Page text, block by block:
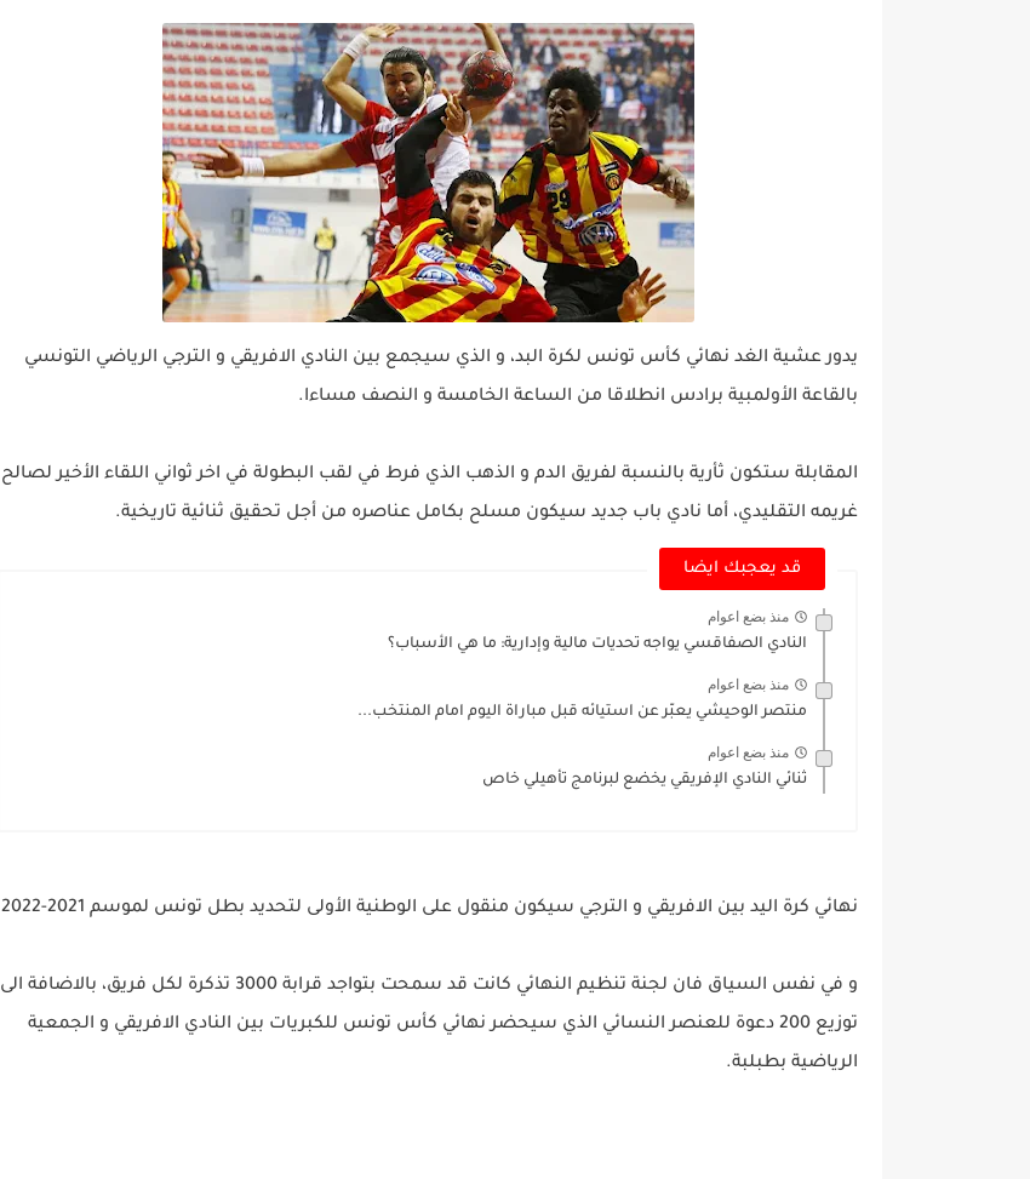
يدور عشية الغد نهائي كأس تونس لكرة البد، و الذي سيجمع بين النادي الافريقي و الترجي الرياضي التونسي
بالقاعة الأولمبية برادس انطلاقا من الساعة الخامسة و النصف مساءا.
المقابلة ستكون ثأرية بالنسبة لفريق الدم و الذهب الذي فرط في لقب البطولة في اخر ثواني اللقاء الأخير لصالح
غريمه التقليدي، أما نادي باب جديد سيكون مسلح بكامل عناصره من أجل تحقيق ثنائية تاريخية.
قد يعجبك ايضا
منذ بضع اعوام
النادي الصفاقسي يواجه تحديات مالية وإدارية: ما هي الأسباب؟
منذ بضع اعوام
منتصر الوحيشي يعبّر عن استيائه قبل مباراة اليوم امام المنتخب...
منذ بضع اعوام
ثنائي النادي الإفريقي يخضع لبرنامج تأهيلي خاص
نهائي كرة اليد بين الافريقي و الترجي سيكون منقول على الوطنية الأولى لتحديد بطل تونس لموسم 2021-2022
و في نفس السياق فان لجنة تنظيم النهائي كانت قد سمحت بتواجد قرابة 3000 تذكرة لكل فريق، بالاضافة الى
توزيع 200 دعوة للعنصر النسائي الذي سيحضر نهائي كأس تونس للكبريات بين النادي الافريقي و الجمعية
الرياضية بطبلبة.